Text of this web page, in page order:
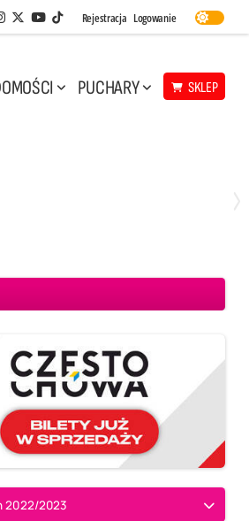
Siatkarskie Ligi
Instagram
Twitter
Youtube
TikTok
Rejestracja Logowanie
PUCHARY SKLEP
2022/2023